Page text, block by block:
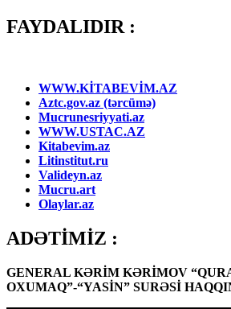
FAYDALIDIR :
WWW.KİTABEVİM.AZ
Aztc.gov.az (tərcümə)
Mucrunesriyyati.az
WWW.USTAC.AZ
Kitabevim.az
Litinstitut.ru
Valideyn.az
Mucru.art
Olaylar.az
ADƏTİMİZ :
GENERAL KƏRİM KƏRİMOV
OXUMAQ”-“YASİN” SURƏSİ